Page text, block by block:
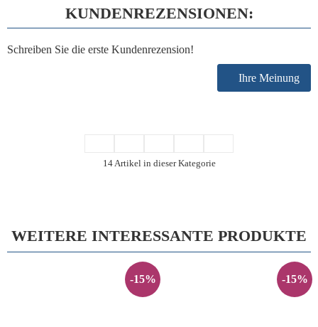
KUNDENREZENSIONEN:
Schreiben Sie die erste Kundenrezension!
Ihre Meinung
14 Artikel in dieser Kategorie
WEITERE INTERESSANTE PRODUKTE
-15% -15%